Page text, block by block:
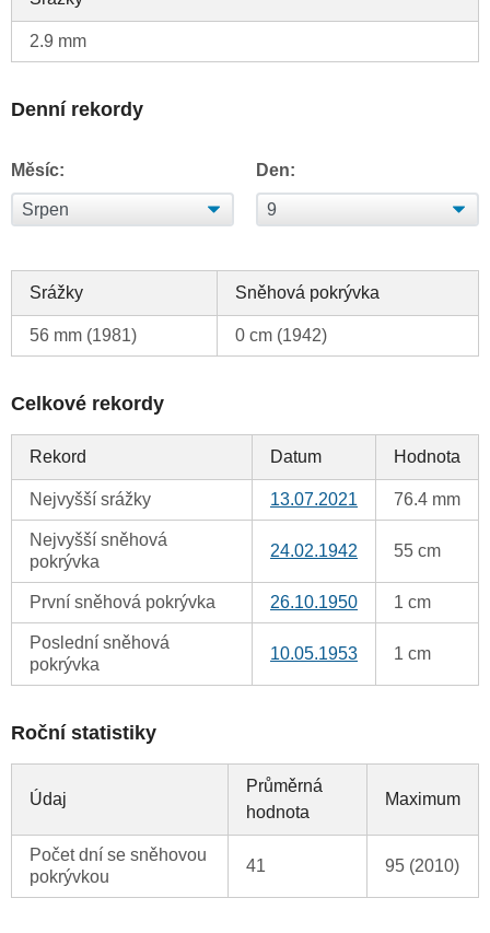
2.9 mm
Denní rekordy
Měsíc: Den:
Srážky Sněhová pokrývka
56 mm (1981) 0 cm (1942)
Celkové rekordy
Rekord Datum Hodnota
Nejvyšší srážky 13.07.2021 76.4 mm
Nejvyšší sněhová
pokrývka
24.02.1942 55 cm
První sněhová pokrývka 26.10.1950 1 cm
Poslední sněhová
pokrývka
10.05.1953 1 cm
Roční statistiky
Údaj
Průměrná
hodnota
Maximum
Počet dní se sněhovou
pokrývkou
41 95 (2010)